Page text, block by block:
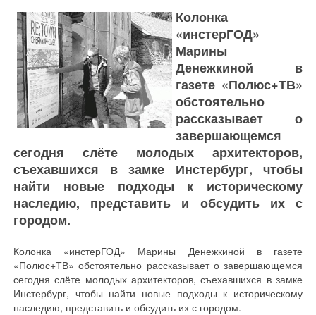
Колонка
«инстерГОД»
Марины
Денежкиной в
газете «Полюс+ТВ»
обстоятельно
рассказывает о
завершающемся
сегодня слёте молодых архитекторов,
съехавшихся в замке Инстербург, чтобы
найти новые подходы к историческому
наследию, представить и обсудить их с
городом.
Колонка «инстерГОД» Марины Денежкиной в газете
«Полюс+ТВ» обстоятельно рассказывает о завершающемся
сегодня слёте молодых архитекторов, съехавшихся в замке
Инстербург, чтобы найти новые подходы к историческому
наследию, представить и обсудить их с городом.